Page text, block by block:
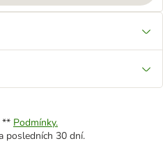
** Podmínky.
posledních 30 dní.